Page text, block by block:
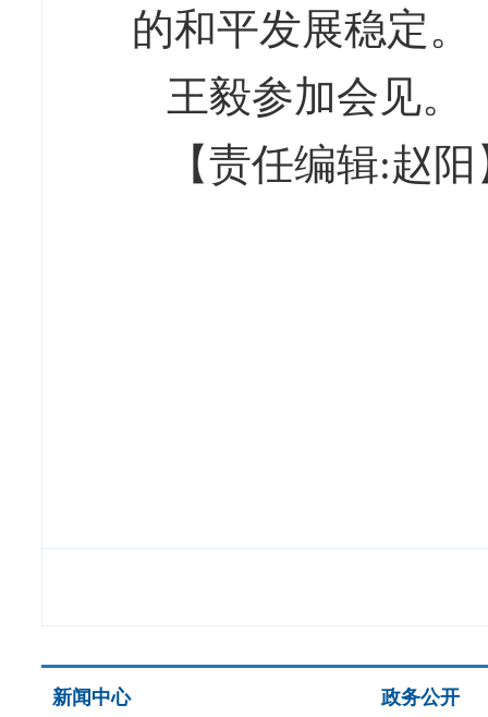
的和平发展稳定。
王毅参加会见。
【责任编辑:赵
新闻中心 政务公开